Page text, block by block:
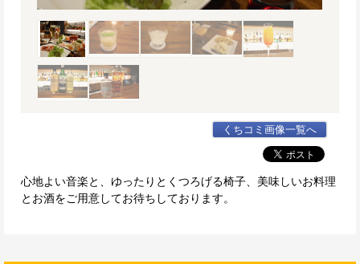
くちコミ画像一覧へ
心地よい音楽と、ゆったりとくつろげる椅子、美味しいお料理
とお酒をご用意してお待ちしております。